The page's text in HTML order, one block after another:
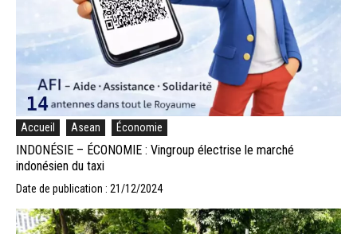
Accueil Asean Économie
INDONÉSIE – ÉCONOMIE : Vingroup électrise le marché
indonésien du taxi
Date de publication : 21/12/2024